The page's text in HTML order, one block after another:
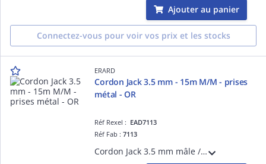
Ajouter au panier
Connectez-vous pour voir vos prix et les stocks
ERARD
Cordon Jack 3.5 mm - 15m M/M - prises
métal - OR
Réf Rexel : EAD7113
Réf Fab :7113
Cordon Jack 3.5 mm mâle / Jack 3.5 mm mâle - 15m - prises métal - Connecteurs plaqué OR